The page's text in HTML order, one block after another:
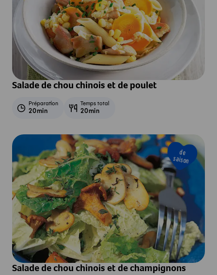
Salade de chou chinois et de poulet
Préparation
20min
Temps total
20min
de
saison
Salade de chou chinois et de champignons